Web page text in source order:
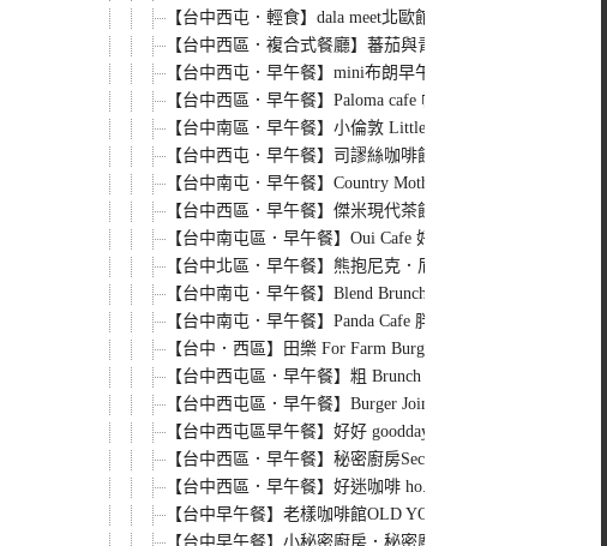
【台中西屯．輕食】dala meet北歐館．環境寬敞舒適，主
【台中西區．複合式餐廳】蕃茄與青鳥．金典酒店附近的
【台中西屯．早午餐】mini布朗早午餐，份量一點都不迷你
【台中西區．早午餐】Paloma cafe 帕洛瑪咖啡．私人宅邸
【台中南區．早午餐】小倫敦 Little London．巷弄裡的學
【台中西屯．早午餐】司謬絲咖啡館．澳洲風味早午餐，
【台中南屯．早午餐】Country Mother`s 鄉村媽媽．花蓮
【台中西區．早午餐】傑米現代茶館 Jme tea drinking．雖
【台中南屯區．早午餐】Oui Cafe 好咖啡．咖啡好喝，鬆
【台中北區．早午餐】熊抱尼克．尼克系列5號店，環境舒
【台中南屯．早午餐】Blend Brunch．寧靜巷弄內的早午餐
【台中南屯．早午餐】Panda Cafe 胖達咖啡輕食館．有好
【台中．西區】田樂 For Farm Burger＠小公園店．老宅裡
【台中西屯區．早午餐】粗 Brunch & Cafe．一起來去粗早
【台中西屯區．早午餐】Burger Joint 7分SO美式廚房．台
【台中西屯區早午餐】好好 gooddays．薰衣草森林的「好好
【台中西區．早午餐】秘密廚房Secret Kitchen．價格親民
【台中西區．早午餐】好迷咖啡 ho.me cafe．餐點好、服務
【台中早午餐】老樣咖啡館OLD YOUNG BRUNCH．相見
【台中早午餐】小秘密廚房．秘密廚房忠誠店